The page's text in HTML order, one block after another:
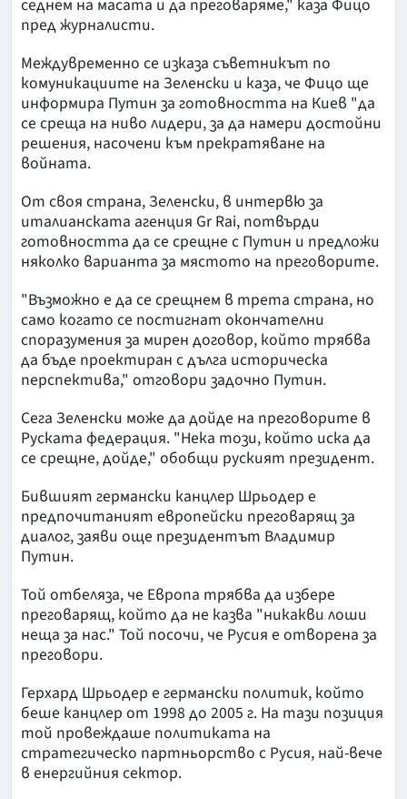
седнем на масата и да преговаряме," каза Фицо
пред журналисти.
Междувременно се изказа съветникът по
комуникациите на Зеленски и каза, че Фицо ще
информира Путин за готовността на Киев "да
се среща на ниво лидери, за да намери достойни
решения, насочени към прекратяване на
войната.
От своя страна, Зеленски, в интервю за
италианската агенция Gr Rai, потвърди
готовността да се срещне с Путин и предложи
няколко варианта за мястото на преговорите.
"Възможно е да се срещнем в трета страна, но
само когато се постигнат окончателни
споразумения за мирен договор, който трябва
да бъде проектиран с дълга историческа
перспектива," отговори задочно Путин.
Сега Зеленски може да дойде на преговорите в
Руската федерация. "Нека този, който иска да
се срещне, дойде," обобщи руският президент.
Бившият германски канцлер Шрьодер е
предпочитаният европейски преговарящ за
диалог, заяви още президентът Владимир
Путин.
Той отбеляза, че Европа трябва да избере
преговарящ, който да не казва "никакви лоши
неща за нас." Той посочи, че Русия е отворена за
преговори.
Герхард Шрьодер е германски политик, който
беше канцлер от 1998 до 2005 г. На тази позиция
той провеждаше политиката на
стратегическо партньорство с Русия, най-вече
в енергийния сектор.